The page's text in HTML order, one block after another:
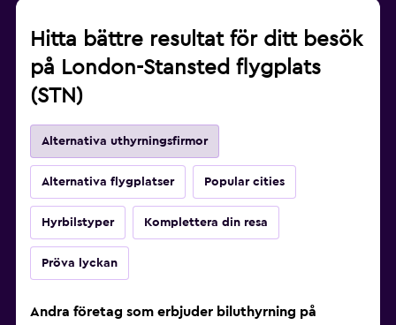
Hitta bättre resultat för ditt besök
på London-Stansted flygplats
(STN)
Alternativa uthyrningsfirmor
Alternativa flygplatser Popular cities
Hyrbilstyper Komplettera din resa
Pröva lyckan
Andra företag som erbjuder biluthyrning på